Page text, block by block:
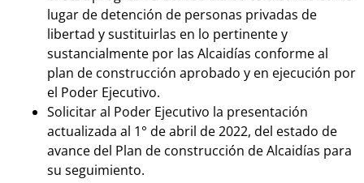
lugar de detención de personas privadas de
libertad y sustituirlas en lo pertinente y
sustancialmente por las Alcaidías conforme al
plan de construcción aprobado y en ejecución por
el Poder Ejecutivo.
Solicitar al Poder Ejecutivo la presentación
actualizada al 1° de abril de 2022, del estado de
avance del Plan de construcción de Alcaidías para
su seguimiento.